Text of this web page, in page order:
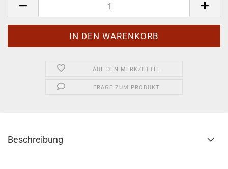
AUF DEN MERKZETTEL
FRAGE ZUM PRODUKT
Beschreibung